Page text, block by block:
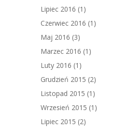
Lipiec 2016 (1)
Czerwiec 2016 (1)
Maj 2016 (3)
Marzec 2016 (1)
Luty 2016 (1)
Grudzień 2015 (2)
Listopad 2015 (1)
Wrzesień 2015 (1)
Lipiec 2015 (2)